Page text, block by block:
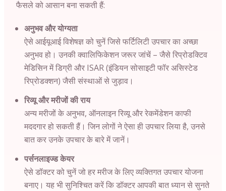
फैसले को आसान बना सकती हैं:
अनुभव और योग्यता
ऐसे आईयूआई विशेषज्ञ को चुनें जिसे फर्टिलिटी उपचार का अच्छा
अनुभव हो। उनकी क्वालिफिकेशन जरूर जांचें – जैसे रिप्रोडक्टिव
मेडिसिन में डिग्री और ISAR (इंडियन सोसाइटी फॉर असिस्टेड
रिप्रोडक्शन) जैसी संस्थाओं से जुड़ाव।
रिव्यू और मरीजों की राय
अन्य मरीजों के अनुभव, ऑनलाइन रिव्यू और रेकमेंडेशन काफी
मददगार हो सकती हैं। जिन लोगों ने ऐसा ही उपचार लिया है, उनसे
बात कर उनके उपचार के बारे में जानें।
पर्सनलाइज्ड केयर
ऐसे डॉक्टर को चुनें जो हर मरीज के लिए व्यक्तिगत उपचार योजना
बनाए। यह भी सुनिश्चित करें कि डॉक्टर आपकी बात ध्यान से सुनते